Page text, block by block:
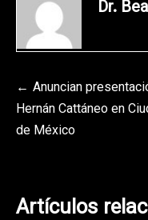
Dr.
Navegación
de
Anuncian
Hernán Cattáneo en
de México
Artículos